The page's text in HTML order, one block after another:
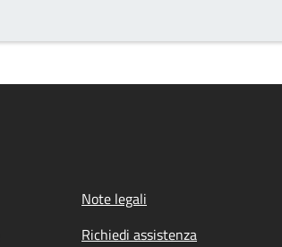
Note legali
Richiedi assistenza